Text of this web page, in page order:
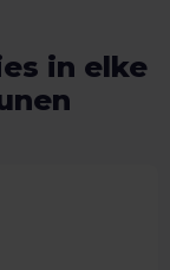
in elke